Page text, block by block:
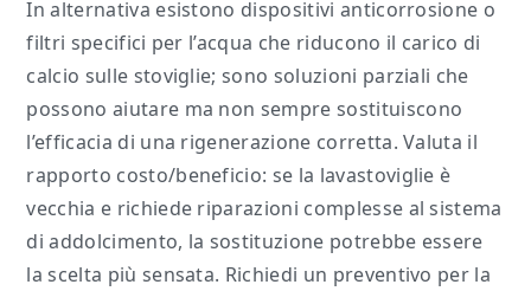
In alternativa esistono dispositivi anticorrosione o
filtri specifici per l’acqua che riducono il carico di
calcio sulle stoviglie; sono soluzioni parziali che
possono aiutare ma non sempre sostituiscono
l’efficacia di una rigenerazione corretta. Valuta il
rapporto costo/beneficio: se la lavastoviglie è
vecchia e richiede riparazioni complesse al sistema
di addolcimento, la sostituzione potrebbe essere
la scelta più sensata. Richiedi un preventivo per la